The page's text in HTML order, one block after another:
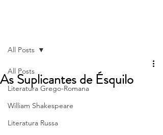
All Posts
Literatura Grego-Romana
William Shakespeare
Literatura Russa
All Posts
As Suplicantes de Ésquilo